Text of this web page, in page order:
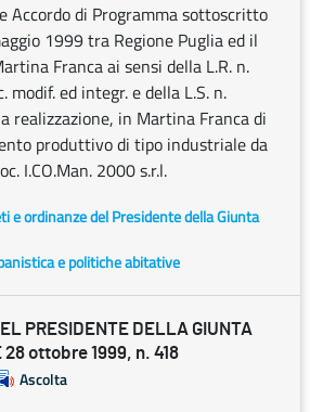
Accordo di Programma sottoscritto
1999 tra Regione Puglia ed il
Franca ai sensi della L.R. n.
modif. ed integr. e della L.S. n.
realizzazione, in Martina Franca di
produttivo di tipo industriale da
I.CO.Man. 2000 s.r.l.
e ordinanze del Presidente della Giunta
e politiche abitative
PRESIDENTE DELLA GIUNTA
28 ottobre 1999, n. 418
Ascolta